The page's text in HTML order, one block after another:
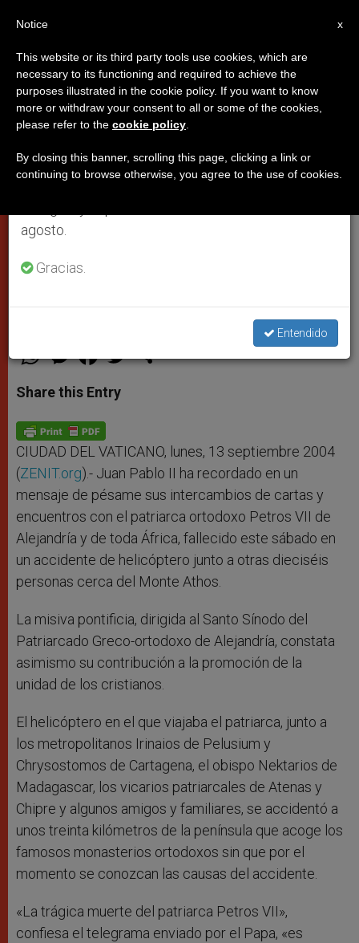
Dolor del Papa por el
fallecimiento del patriarca
ortodoxo de Alejandría
Recuerda sus encuentros y su
cristianos
ZENIT STAFF
CIUDAD DEL
h
t
s
p
p
e
s
e
g
e
r
a
e
b
o
k
w h
Share this Entry
CIUDAD DEL VATICANO, lunes, 13 septiembre 2004
(ZENIT.org).- Juan Pablo II ha recordado en un
mensaje de pésame sus intercambios de cartas y
encuentros con el patriarca ortodoxo Petros VII de
Alejandría y de toda África, fallecido este sábado en
un accidente de helicóptero junto a otras dieciséis
personas cerca del Monte Athos.
La misiva pontificia, dirigida al Santo Sínodo del
Patriarcado Greco-ortodoxo de Alejandría, constata
asimismo su contribución a la promoción de la
unidad de los cristianos.
El helicóptero en el que viajaba el patriarca, junto a
los metropolitanos Irinaios de Pelusium y
Chrysostomos de Cartagena, el obispo Nektarios de
Madagascar, los vicarios patriarcales de Atenas y
Chipre y algunos amigos y familiares, se accidentó a
unos treinta kilómetros de la península que acoge los
famosos monasterios ortodoxos sin que por el
momento se conozcan las causas del accidente.
«La trágica muerte del patriarca Petros VII»,
confiesa el telegrama enviado por el Papa, «es
×
Aviso importante
Del 27 de julio al 7 de agosto haremos la pausa
anual, aprovechando que en el periodo de verano
se generan menos informaciones y también el
agosto.
Gracias.
Entendido
x
Notice
This website or its third party tools use cookies, which are
necessary to its functioning and required to achieve the
purposes illustrated in the cookie policy. If you want to know
more or withdraw your consent to all or some of the cookies,
please refer to the cookie policy
By closing this banner, scrolling this page, clicking a link or
continuing to browse otherwise, you agree to the use of cookies.